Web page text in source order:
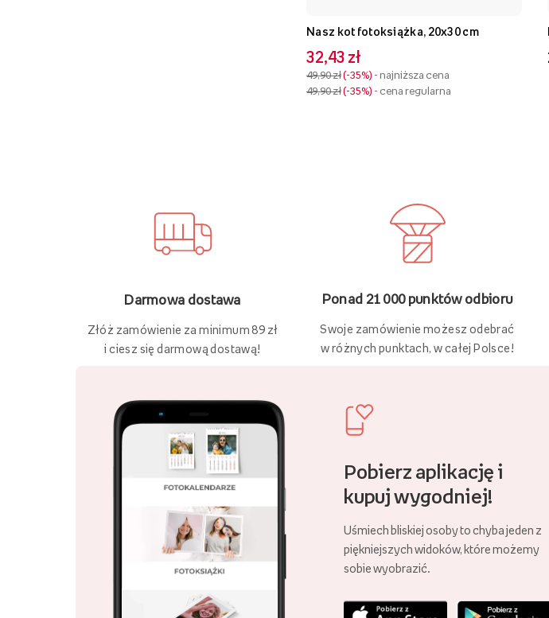
Nasz kot fotoksiążka, 20x30 cm
32,43 zł
49,90 zł -35% - najniższa cena
49,90 zł -35% - cena regularna
Darmowa dostawa
Złóż zamówienie za minimum 89 zł
i ciesz się darmową dostawą!
Ponad 21 000 punktów odbioru
Swoje zamówienie możesz odebrać
w różnych punktach, w całej Polsce!
Pobierz aplikację i
kupuj wygodniej!
Uśmiech bliskiej osoby to chyba jeden z
piękniejszych widoków, które możemy
sobie wyobrazić.